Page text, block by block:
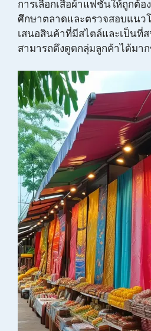
การเลือกเสื้อผ้าแฟชั่นให้ถูกต้
ศึกษาตลาดและตรวจสอบแนว
เสนอสินค้าที่มีสไตล์และเป็นที่
สามารถดึงดูดกลุ่มลูกค้าได้มา